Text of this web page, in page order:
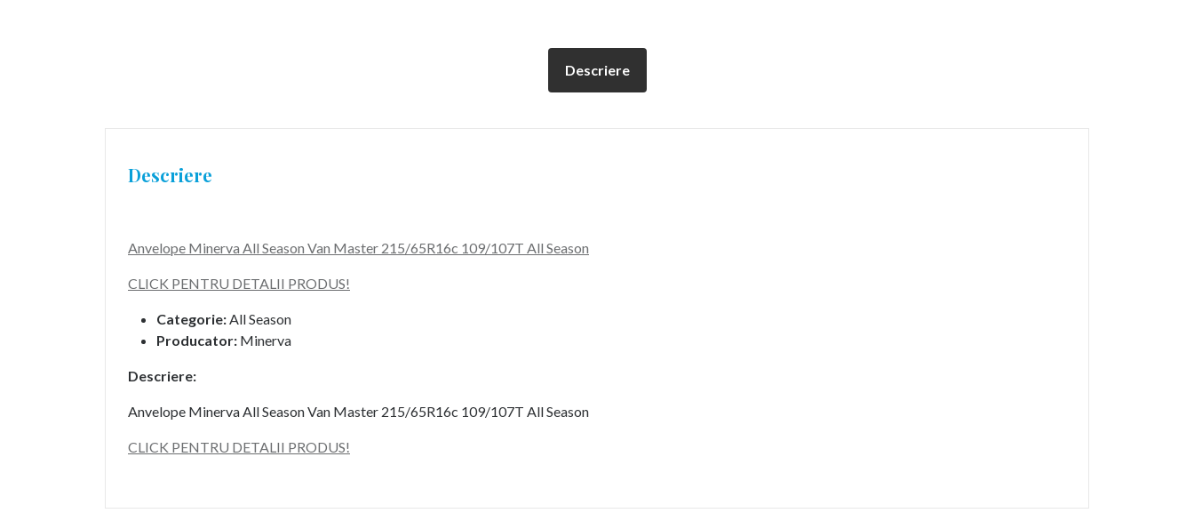
Descriere
Descriere
Anvelope Minerva All Season Van Master 215/65R16c 109/107T All Season
CLICK PENTRU DETALII PRODUS!
Categorie:All Season
Producator: Minerva
Descriere:
Anvelope Minerva All Season Van Master 215/65R16c 109/107T All Season
CLICK PENTRU DETALII PRODUS!